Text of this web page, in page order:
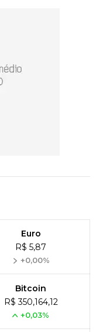
Euro
R$ 5,87
+0,00%
Bitcoin
R$ 350,164,12
+0,03%